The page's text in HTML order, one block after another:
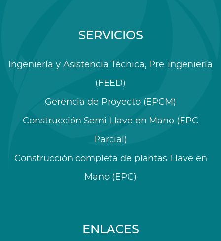
SERVICIOS
Ingeniería y Asistencia Técnica, Pre-ingeniería
(FEED)
Gerencia de Proyecto (EPCM)
Construcción Semi Llave en Mano (EPC
Parcial)
Construcción completa de plantas Llave en
Mano (EPC)
ENLACES